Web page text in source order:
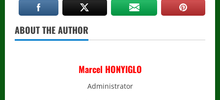
ABOUT THE AUTHOR
Marcel HONYIGLO
Administrator